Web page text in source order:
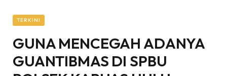
TERKINI
GUNA MENCEGAH ADANYA
GUANTIBMAS DI SPBU